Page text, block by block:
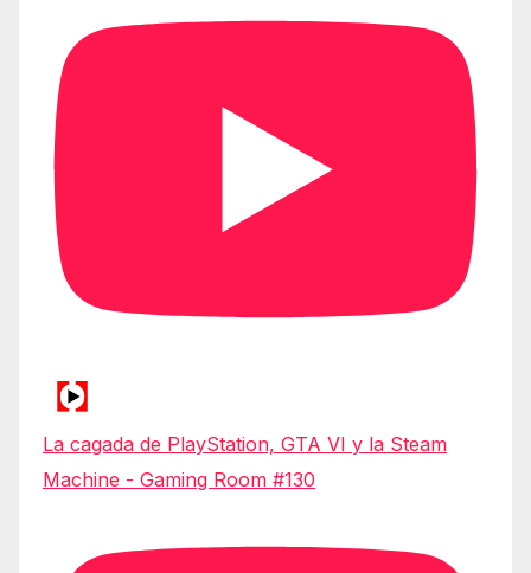
La cagada de PlayStation, GTA VI y la Steam
Machine - Gaming Room #130